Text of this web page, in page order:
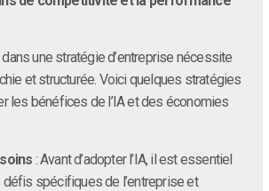
dans une stratégie d’entreprise nécessite
et structurée. Voici quelques stratégies
les bénéfices de l’IA et des économies
: Avant d’adopter l’IA, il est essentiel
spécifiques de l’entreprise et